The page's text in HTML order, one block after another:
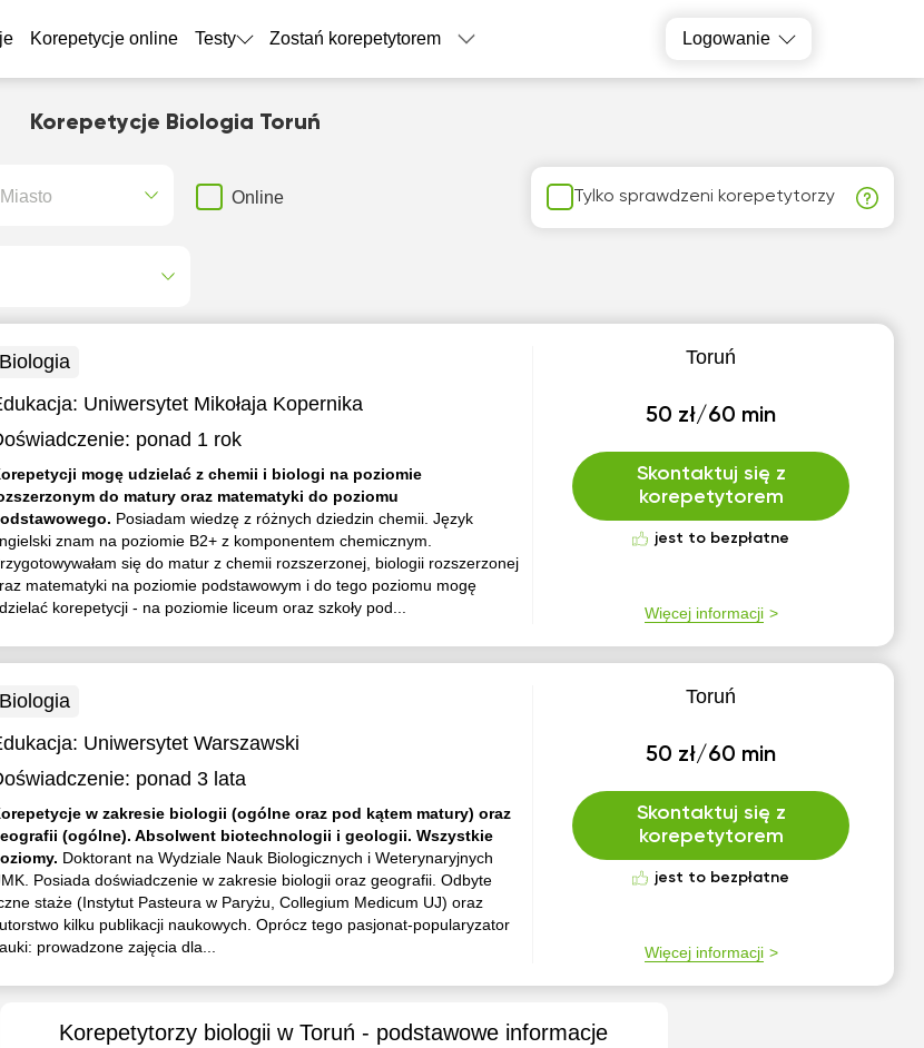
Korepetycje online Testy Zostań korepetytorem Logowanie
Korepetycje Biologia Toruń
Miasto Online Tylko sprawdzeni korepetytorzy
Biologia
Uniwersytet Mikołaja Kopernika
ponad 1 rok
mogę udzielać z chemii i biologi na poziomie
do matury oraz matematyki do poziomu
Posiadam wiedzę z różnych dziedzin chemii. Język
znam na poziomie B2+ z komponentem chemicznym.
się do matur z chemii rozszerzonej, biologii rozszerzonej
matematyki na poziomie podstawowym i do tego poziomu mogę
korepetycji - na poziomie liceum oraz szkoły pod...
Toruń
50 zł/60 min
Skontaktuj się z
korepetytorem
jest to bezpłatne
Więcej informacji
Biologia
Uniwersytet Warszawski
ponad 3 lata
w zakresie biologii (ogólne oraz pod kątem matury) oraz
(ogólne). Absolwent biotechnologii i geologii. Wszystkie
Doktorant na Wydziale Nauk Biologicznych i Weterynaryjnych
Posiada doświadczenie w zakresie biologii oraz geografii. Odbyte
staże (Instytut Pasteura w Paryżu, Collegium Medicum UJ) oraz
kilku publikacji naukowych. Oprócz tego pasjonat-popularyzator
prowadzone zajęcia dla...
Toruń
50 zł/60 min
Skontaktuj się z
korepetytorem
jest to bezpłatne
Więcej informacji
Korepetytorzy biologii w Toruń - podstawowe informacje